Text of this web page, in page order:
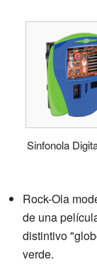
Sinfonola
Rock-Ola
de una
distintivo
verde.